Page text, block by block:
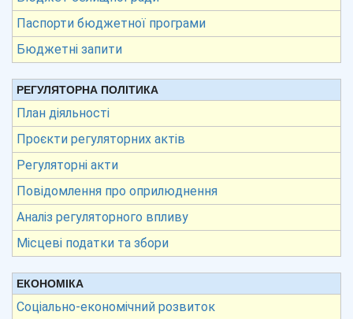
Паспорти бюджетної програми
Бюджетні запити
РЕГУЛЯТОРНА ПОЛІТИКА
План діяльності
Проєкти регуляторних актів
Регуляторні акти
Повідомлення про оприлюднення
Аналіз регуляторного впливу
Місцеві податки та збори
ЕКОНОМІКА
Соціально-економічний розвиток